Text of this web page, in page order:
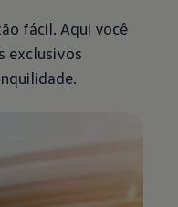
fácil. Aqui você
exclusivos